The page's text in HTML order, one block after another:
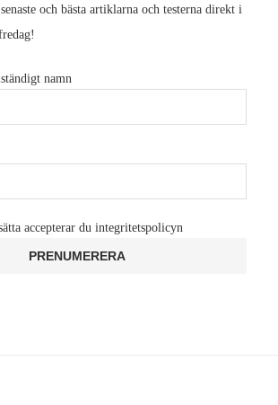
och bästa artiklarna och testerna direkt i
namn
accepterar du integritetspolicyn